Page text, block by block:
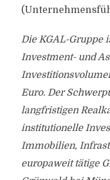
Die KGAL-Gruppe
Investment- und
Euro. Der
langfristigen
institutionelle
Immobilien,
europaweit tätige